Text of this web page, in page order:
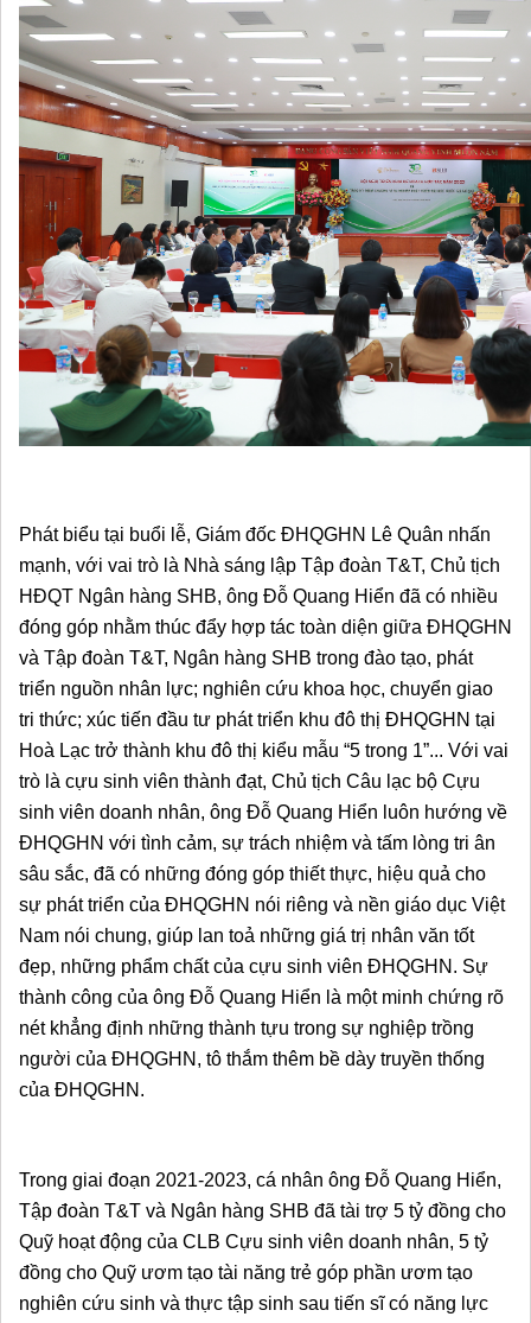
Phát biểu tại buổi lễ, Giám đốc ĐHQGHN Lê Quân nhấn
mạnh, với vai trò là Nhà sáng lập Tập đoàn T&T, Chủ tịch
HĐQT Ngân hàng SHB, ông Đỗ Quang Hiển đã có nhiều
đóng góp nhằm thúc đẩy hợp tác toàn diện giữa ĐHQGHN
và Tập đoàn T&T, Ngân hàng SHB trong đào tạo, phát
triển nguồn nhân lực; nghiên cứu khoa học, chuyển giao
tri thức; xúc tiến đầu tư phát triển khu đô thị ĐHQGHN tại
Hoà Lạc trở thành khu đô thị kiểu mẫu “5 trong 1”... Với vai
trò là cựu sinh viên thành đạt, Chủ tịch Câu lạc bộ Cựu
sinh viên doanh nhân, ông Đỗ Quang Hiển luôn hướng về
ĐHQGHN với tình cảm, sự trách nhiệm và tấm lòng tri ân
sâu sắc, đã có những đóng góp thiết thực, hiệu quả cho
sự phát triển của ĐHQGHN nói riêng và nền giáo dục Việt
Nam nói chung, giúp lan toả những giá trị nhân văn tốt
đẹp, những phẩm chất của cựu sinh viên ĐHQGHN. Sự
thành công của ông Đỗ Quang Hiển là một minh chứng rõ
nét khẳng định những thành tựu trong sự nghiệp trồng
người của ĐHQGHN, tô thắm thêm bề dày truyền thống
của ĐHQGHN.
Trong giai đoạn 2021-2023, cá nhân ông Đỗ Quang Hiển,
Tập đoàn T&T và Ngân hàng SHB đã tài trợ 5 tỷ đồng cho
Quỹ hoạt động của CLB Cựu sinh viên doanh nhân, 5 tỷ
đồng cho Quỹ ươm tạo tài năng trẻ góp phần ươm tạo
nghiên cứu sinh và thực tập sinh sau tiến sĩ có năng lực